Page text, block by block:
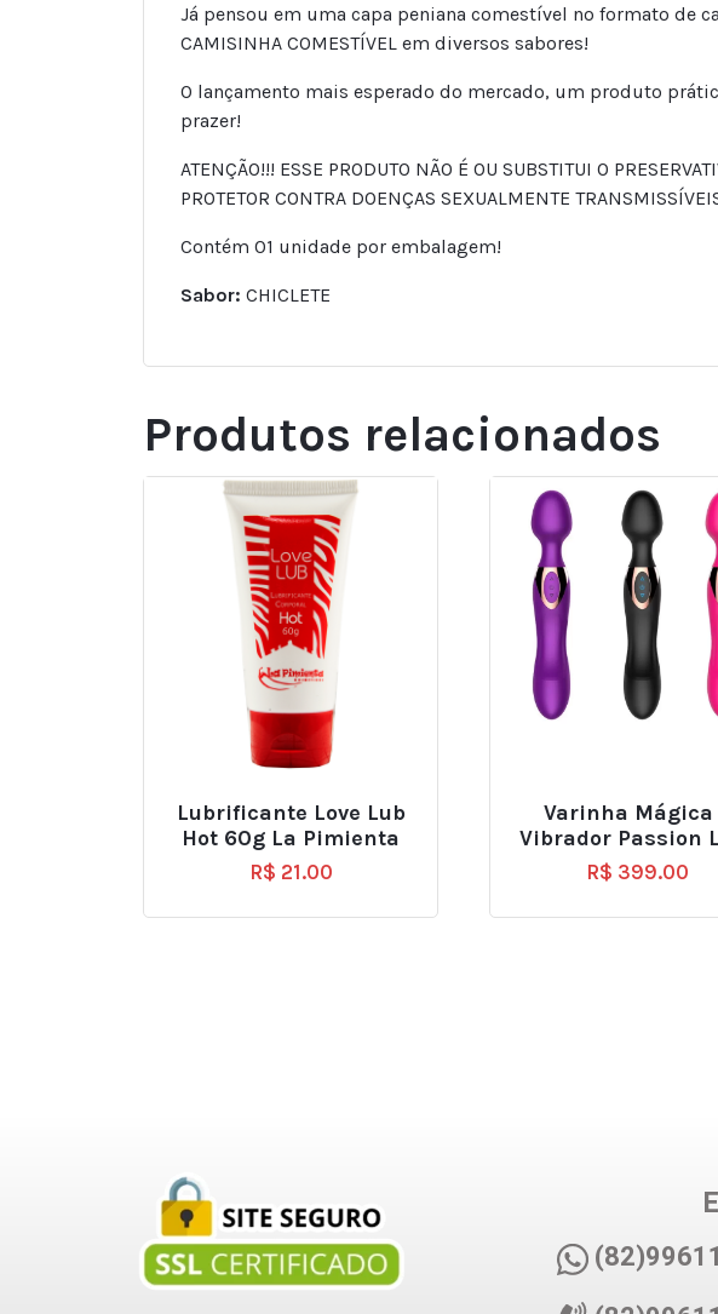
Já pensou em uma capa peniana comestível no formato de
CAMISINHA COMESTÍVEL em diversos sabores!
O lançamento mais esperado do mercado, um produto
prazer!
ATENÇÃO!!! ESSE PRODUTO NÃO É OU SUBSTITUI O
PROTETOR CONTRA DOENÇAS SEXUALMENTE
Contém 01 unidade por embalagem!
Sabor: CHICLETE
Produtos relacionados
Lubrificante Love Lub
Hot 60g La Pimienta
R$ 21.00
Varinha Mágica
Vibrador Passion
R$ 399.00